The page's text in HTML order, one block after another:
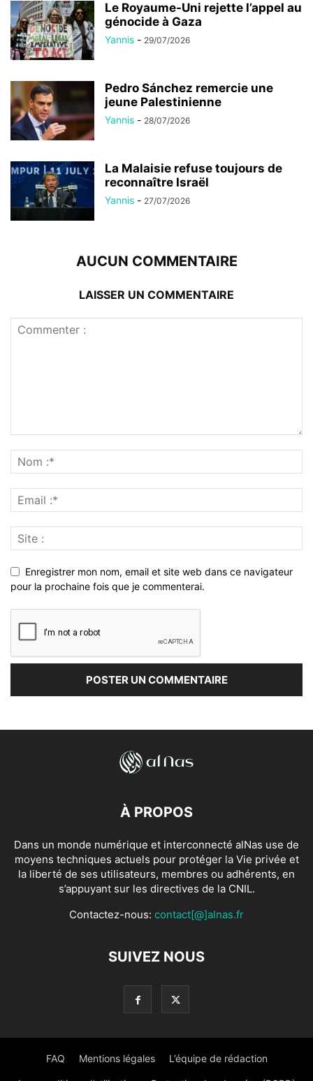
Le Royaume-Uni rejette l’appel au
génocide à Gaza
Yannis - 29/07/2026
Pedro Sánchez remercie une
jeune Palestinienne
Yannis - 28/07/2026
La Malaisie refuse toujours de
reconnaître Israël
Yannis - 27/07/2026
AUCUN COMMENTAIRE
LAISSER UN COMMENTAIRE
Enregistrer mon nom, email et site web dans ce navigateur
pour la prochaine fois que je commenterai.
À PROPOS
Dans un monde numérique et interconnecté alNas use de
moyens techniques actuels pour protéger la Vie privée et
la liberté de ses utilisateurs, membres ou adhérents, en
s’appuyant sur les directives de la CNIL.
Contactez-nous: contact[@]alnas.fr
SUIVEZ NOUS
FAQ Mentions légales L’équipe de rédaction